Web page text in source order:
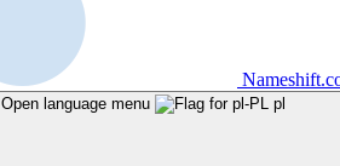
Open language menu pl